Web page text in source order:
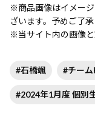
※商品画像はイメー
ざいます。予めご了承
※当サイト内の画像と
#石橋颯 #チーム
#2024年1月度 個別